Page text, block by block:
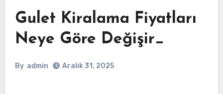
Gulet Kiralama Fiyatları
Neye Göre Değişir_
By admin Aralık 31, 2025